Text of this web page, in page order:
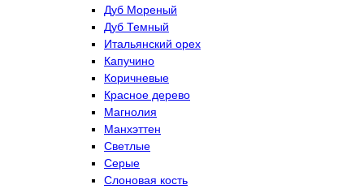
Дуб Мореный
Дуб Темный
Итальянский орех
Капучино
Коричневые
Красное дерево
Магнолия
Манхэттен
Светлые
Серые
Слоновая кость